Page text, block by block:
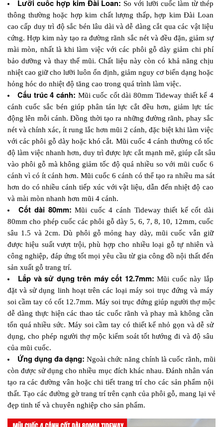
Lưỡi cuốc hợp kim Đài Loan: So với lưỡi cuốc làm từ thép
thông thường hoặc hợp kim chất lượng thấp, hợp kim Đài Loan
cao cấp duy trì độ sắc bén lâu dài và dễ dàng cắt qua các vật liệu
cứng. Hợp kim này tạo ra đường rãnh sắc nét và đều đặn, giảm sự
mài mòn, nhất là khi làm việc với các phôi gỗ dày giảm chi phí
bảo dưỡng và thay thế mũi. Chất liệu này còn có khả năng chịu
nhiệt cao giữ cho lưỡi luôn ổn định, giảm nguy cơ biến dạng hoặc
hỏng hóc do nhiệt độ tăng cao trong quá trình làm việc.
Cấu trúc 4 cánh: Mũi cuốc cốt dài 80mm Tideway thiết kế 4
cánh cuốc sắc bén giúp phân tán lực cắt đều hơn, giảm lực tác
động lên mỗi cánh. Đồng thời tạo ra những đường rãnh, phay sắc
nét và chính xác, ít rung lắc hơn mũi 2 cánh, đặc biệt khi làm việc
với các phôi gỗ dày hoặc khó cắt. Mũi cuốc 4 cánh thường có tốc
độ làm việc nhanh hơn, duy trì được lực cắt mạnh mẽ, giúp cắt sâu
vào phôi gỗ mà không giảm tốc độ quá nhiều so với mũi cuốc 6
cánh vì có ít cánh hơn. Mũi cuốc 6 cánh có thể tạo ra nhiều ma sát
hơn do có nhiều cánh tiếp xúc với vật liệu, dẫn đến nhiệt độ cao
và mài mòn nhanh hơn mũi 4 cánh.
Cốt dài 80mm: Mũi cuốc 4 cánh Tideway thiết kế cốt dài
80mm cho phép cuốc các phôi gỗ dày 5, 6, 7, 8, 10, 12mm, cuốc
sâu 1.5 và 2cm. Dù phôi gỗ mỏng hay dày, mũi cuốc vẫn giữ
được hiệu suất vượt trội, phù hợp cho nhiều loại gỗ tự nhiên và
công nghiệp, đáp ứng tốt mọi yêu cầu từ gia công đồ nội thất đến
sản xuất gỗ trang trí.
Lắp và sử dụng trên máy cốt 12.7mm: Mũi cuốc này lắp
đặt và sử dụng linh hoạt trên các loại máy soi trục đứng và máy
soi cầm tay có cốt 12.7mm. Máy soi trục đứng giúp người thợ mộc
dễ dàng thực hiện các thao tác cuốc rãnh và phay mà không cần
tốn quá nhiều sức. Máy soi cầm tay có thiết kế nhỏ gọn và dễ sử
dụng, cho phép người thợ mộc kiểm soát tốt hướng đi và độ sâu
của mũi cuốc.
Ứng dụng đa dạng: Ngoài chức năng chính là cuốc rãnh, mũi
còn được sử dụng cho nhiều mục đích khác nhau. Đánh nhân ván
tạo ra các đường vân hoặc chi tiết trang trí cho các sản phẩm nội
thất. Tạo các đường gờ trang trí trên cạnh của phôi gỗ, mang lại vẻ
đẹp tinh tế và chuyên nghiệp cho sản phẩm.